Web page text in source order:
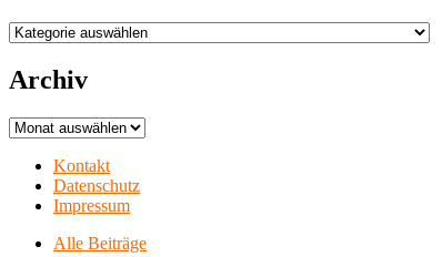
Aufführungsorte
Archiv
Archiv
Kontakt
Datenschutz
Impressum
Alle Beiträge